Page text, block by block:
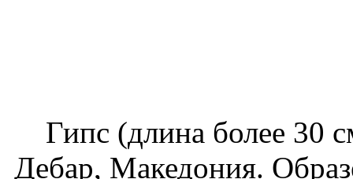
Гипс (длина более 30
Дебар, Македония.